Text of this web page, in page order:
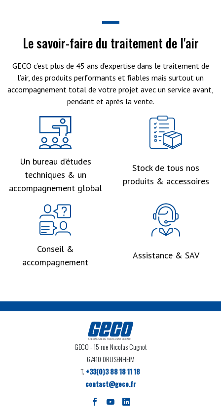
Le savoir-faire du traitement de l'air
GECO c’est plus de 45 ans d’expertise dans le traitement de
l’air, des produits performants et fiables mais surtout un
accompagnement total de votre projet avec un service avant,
pendant et après la vente.
Un bureau d’études
techniques & un
accompagnement global
Stock de tous nos
produits & accessoires
Conseil &
accompagnement
Assistance & SAV
GECO- 15 rue Nicolas Cugnot
67410 DRUSENHEIM
T. +33(0)3 88 18 11 18
contact@geco.fr